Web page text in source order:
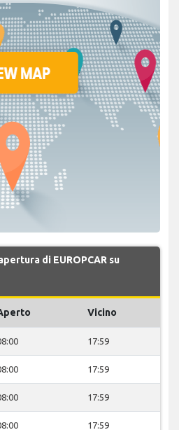
di EUROPCAR su
Vicino
17:59
17:59
17:59
17:59